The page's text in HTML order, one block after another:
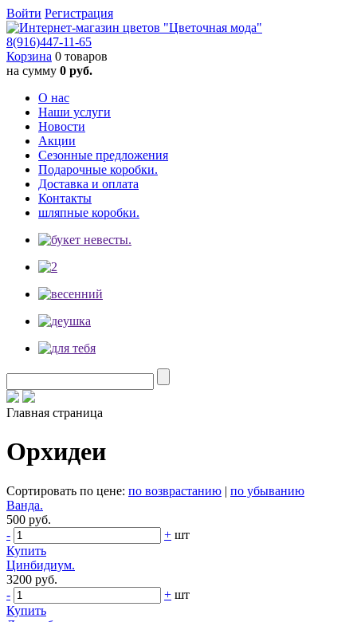
Войти Регистрация
8(916)447-11-65
Корзина 0 товаров
на сумму 0 руб.
О нас
Наши услуги
Новости
Акции
Сезонные предложения
Подарочные коробки.
Доставка и оплата
Контакты
шляпные коробки.
Главная страница
Орхидеи
Сортировать по цене: по возврастанию | по убыванию
Ванда.
500 руб.
-
+ шт
Купить
Цинбидиум.
3200 руб.
-
+ шт
Купить